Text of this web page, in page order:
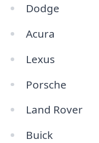
Dodge
Acura
Lexus
Porsche
Land Rover
Buick